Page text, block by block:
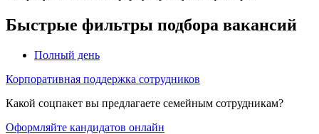
Быстрые фильтры подбора вакансий
Полный день
Корпоративная поддержка сотрудников
Какой соцпакет вы предлагаете семейным сотрудникам?
Оформляйте кандидатов онлайн